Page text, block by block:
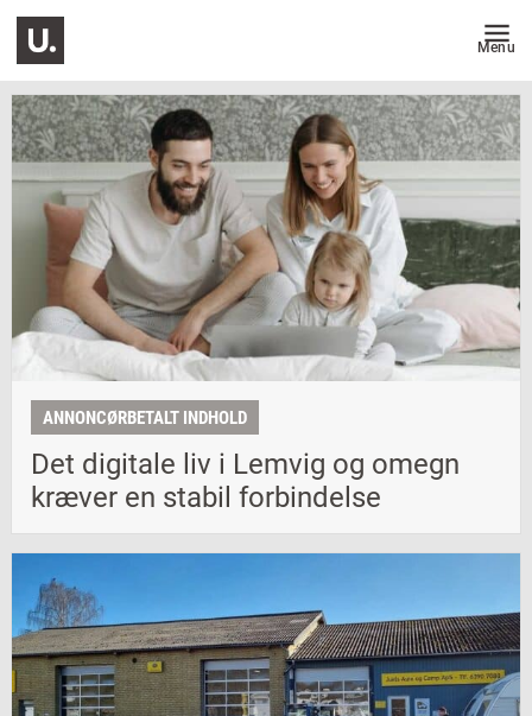
Menu
ANNONCØRBETALT INDHOLD
Det digitale liv i Lemvig og omegn
kræver en stabil forbindelse